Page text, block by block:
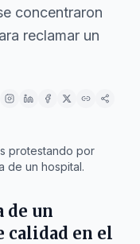
concentraron
reclamar un
protestando por
de un hospital.
de un
calidad en el